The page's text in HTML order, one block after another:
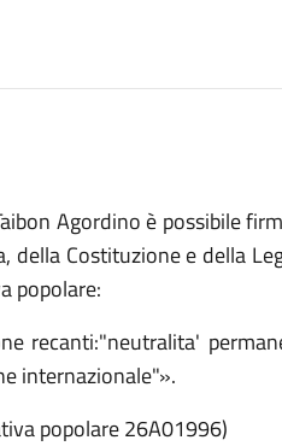
Agordino è possibile
della Costituzione e della
popolare:
recanti:"neutralita'
internazionale"».
popolare 26A01996)